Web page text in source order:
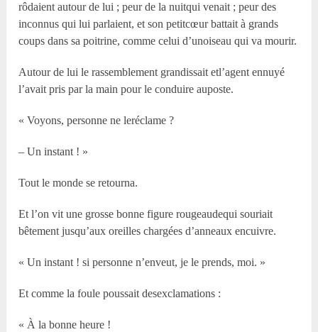
rôdaient autour de lui ; peur de la nuitqui venait ; peur des
inconnus qui lui parlaient, et son petitcœur battait à grands
coups dans sa poitrine, comme celui d’unoiseau qui va mourir.
Autour de lui le rassemblement grandissait etl’agent ennuyé
l’avait pris par la main pour le conduire auposte.
« Voyons, personne ne leréclame ?
– Un instant ! »
Tout le monde se retourna.
Et l’on vit une grosse bonne figure rougeaudequi souriait
bêtement jusqu’aux oreilles chargées d’anneaux encuivre.
« Un instant ! si personne n’enveut, je le prends, moi. »
Et comme la foule poussait desexclamations :
« À la bonne heure !